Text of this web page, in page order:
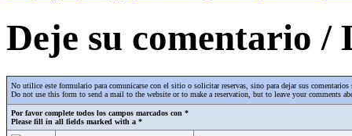
Deje su comentario /
No utilice este formulario para comunicarse con el sitio o solicitar reservas, sino para dejar sus
Do not use this form to send a mail to the website or to make a reservation, but to leave your comments
Por favor complete todos los campos marcados con *
Please fill in all fields marked with a *